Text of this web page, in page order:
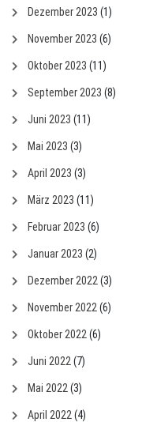
Dezember 2023 (1)
November 2023 (6)
Oktober 2023 (11)
September 2023 (8)
Juni 2023 (11)
Mai 2023 (3)
April 2023 (3)
März 2023 (11)
Februar 2023 (6)
Januar 2023 (2)
Dezember 2022 (3)
November 2022 (6)
Oktober 2022 (6)
Juni 2022 (7)
Mai 2022 (3)
April 2022 (4)